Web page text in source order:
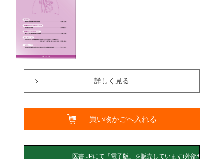
詳しく見る
買い物かごへ入れる